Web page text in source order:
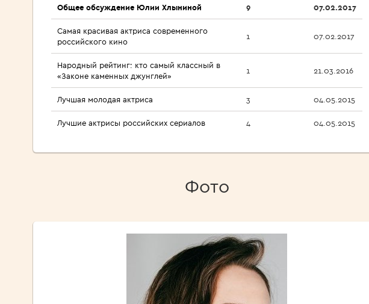
Общее обсуждение Юлии Хлыниной 9 07.02.2017
Cамая красивая актриса современного
российского кино
1 07.02.2017
Народный рейтинг: кто самый классный в
«Законе каменных джунглей»
1 21.03.2016
Лучшая молодая актриса 3 04.05.2015
Лучшие актрисы российских сериалов 4 04.05.2015
Фото